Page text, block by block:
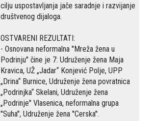
cilju uspostavljanja jače saradnje i razvijanje
društvenog dijaloga.
OSTVARENI REZULTATI:
- Osnovana neformalna ''Mreža žena u
Podrinju'' čine je 7: Udruženje žena Maja
Kravica, UŽ „Jadar“ Konjević Polje, UPP
„Drina“ Burnice, Udruženje žena povratnica
„Podrinjka“ Skelani, Udruženje žena
„Podrinje'' Vlasenica, neformalna grupa
''Suha'', Udruženje žena ''Cerska''.